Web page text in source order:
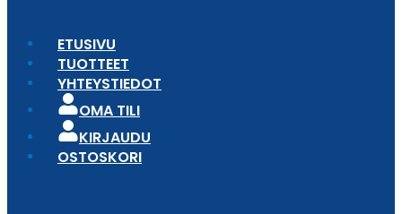
ETUSIVU
TUOTTEET
YHTEYSTIEDOT
OMA TILI
KIRJAUDU
OSTOSKORI